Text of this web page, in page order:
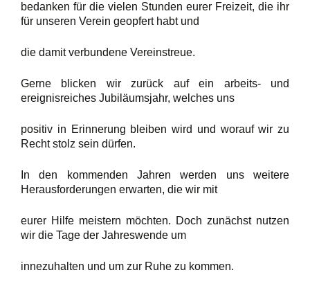
bedanken für die vielen Stunden eurer Freizeit, die ihr
für unseren Verein geopfert habt und
die damit verbundene Vereinstreue.
Gerne blicken wir zurück auf ein arbeits- und
ereignisreiches Jubiläumsjahr, welches uns
positiv in Erinnerung bleiben wird und worauf wir zu
Recht stolz sein dürfen.
In den kommenden Jahren werden uns weitere
Herausforderungen erwarten, die wir mit
eurer Hilfe meistern möchten. Doch zunächst nutzen
wir die Tage der Jahreswende um
innezuhalten und um zur Ruhe zu kommen.